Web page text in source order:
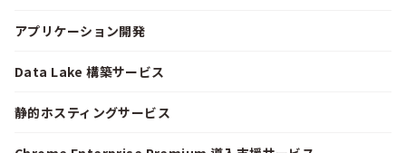
アプリケーション開発
Data Lake 構築サービス
静的ホスティングサービス